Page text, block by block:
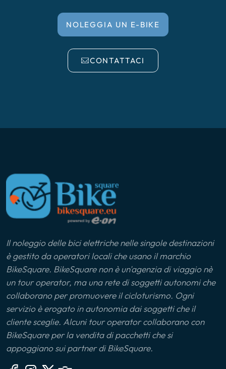
NOLEGGIA UN E-BIKE
CONTATTACI
Il noleggio delle bici elettriche nelle singole destinazioni
è gestito da operatori locali che usano il marchio
BikeSquare. BikeSquare non è un'agenzia di viaggio nè
un tour operator, ma una rete di soggetti autonomi che
collaborano per promuovere il cicloturismo. Ogni
servizio è erogato in autonomia dai soggetti che il
cliente sceglie. Alcuni tour operator collaborano con
BikeSquare per la vendita di pacchetti che si
appoggiano sui partner di BikeSquare.